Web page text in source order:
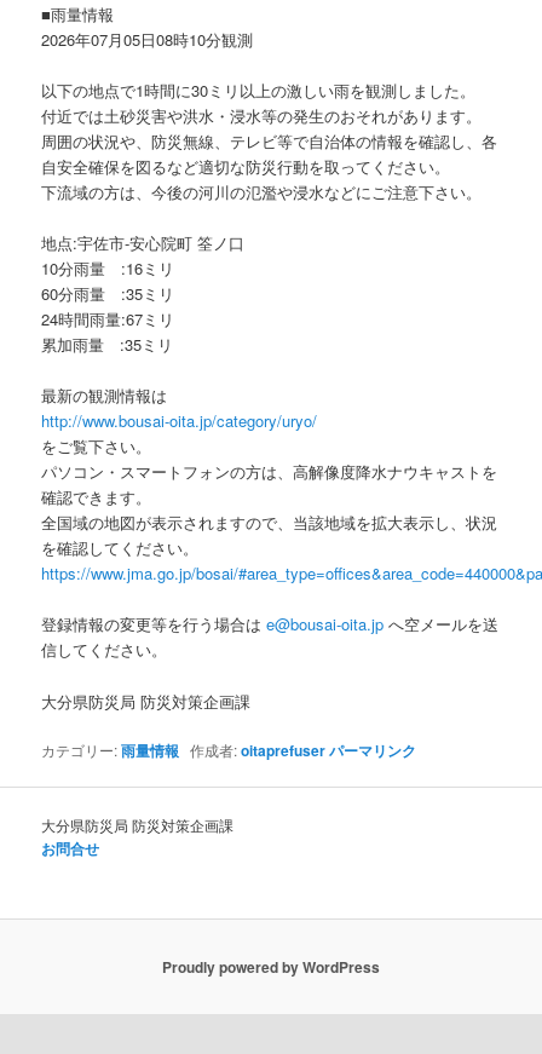
■雨量情報
2026年07月05日08時10分観測
以下の地点で1時間に30ミリ以上の激しい雨を観測しました。
付近では土砂災害や洪水・浸水等の発生のおそれがあります。
周囲の状況や、防災無線、テレビ等で自治体の情報を確認し、各
自安全確保を図るなど適切な防災行動を取ってください。
下流域の方は、今後の河川の氾濫や浸水などにご注意下さい。
地点:宇佐市-安心院町 筌ノ口
10分雨量 :16ミリ
60分雨量 :35ミリ
24時間雨量:67ミリ
累加雨量 :35ミリ
最新の観測情報は
http://www.bousai-oita.jp/category/uryo/
をご覧下さい。
パソコン・スマートフォンの方は、高解像度降水ナウキャストを
確認できます。
全国域の地図が表示されますので、当該地域を拡大表示し、状況
を確認してください。
https://www.jma.go.jp/bosai/
登録情報の変更等を行う場合はe@bousai-oita.jp へ空メールを送
信してください。
大分県防災局 防災対策企画課
カテゴリー:雨量情報 作成者:oitaprefuserパーマリンク
大分県防災局 防災対策企画課
お問合せ
Proudly powered by WordPress